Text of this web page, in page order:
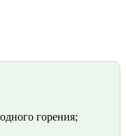
горения;